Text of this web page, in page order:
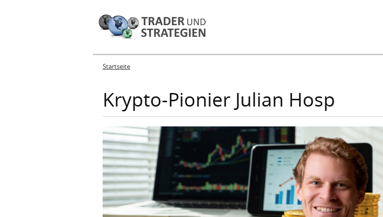
Sie sind hier
Startseite
Krypto-Pionier Julian Hosp